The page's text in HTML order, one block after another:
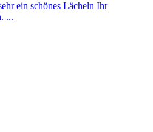
ein schönes Lächeln Ihr
...